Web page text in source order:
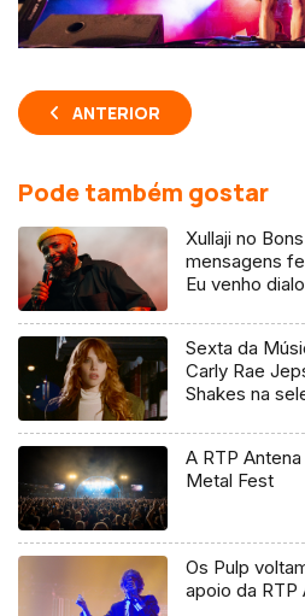
ANTERIOR
Pode também gostar
Xullaji no
mensagens
Eu venho
Sexta da
Carly Rae
Shakes na
A RTP
Metal Fest
Os Pulp
apoio da RTP